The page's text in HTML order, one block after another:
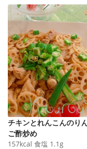
チキンとれんこんのり
ご酢炒め
157kcal 食塩 1.1 g